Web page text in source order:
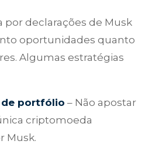
por declarações de Musk
oportunidades quanto
Algumas estratégias
portfólio – Não apostar
criptomoeda
Musk.